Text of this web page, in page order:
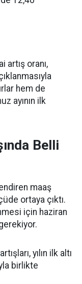
artış oranı,
hem de
ayının ilk
Belli
maaş
ortaya çıktı.
için haziran
yılın ilk altı
birlikte